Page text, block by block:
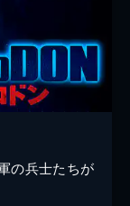
の兵士たちが